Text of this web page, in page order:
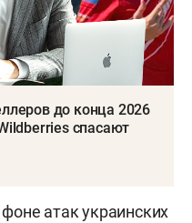
до конца 2026
спасают
атак украинских